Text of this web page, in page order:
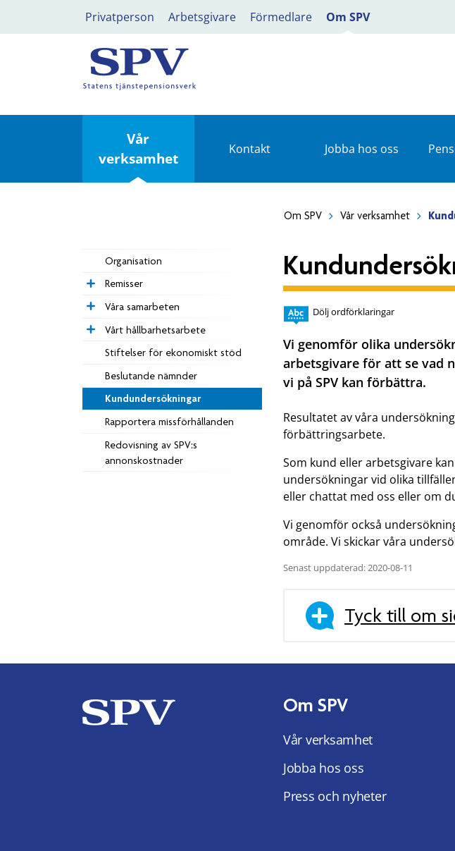
Privatperson Arbetsgivare Förmedlare Om SPV
Vår
verksamhet
Kontakt Jobba hos oss
Om SPV Vår verksamhet
Organisation
Remisser
Våra samarbeten
Vårt hållbarhetsarbete
Stiftelser för ekonomiskt stöd
Beslutande nämnder
Kundundersökningar
Rapportera missförhållanden
Redovisning av SPV:s
annonskostnader
Dölj ordförklaringar
Vi genomför olika
arbetsgivare för att se vad
vi på SPV kan förbättra.
Resultatet av våra
förbättringsarbete.
Som kund eller arbetsgivare
undersökningar vid olika
eller chattat med oss eller om
Vi genomför också
område. Vi skickar våra
Senast uppdaterad: 2020-08-11
Tyck till om
Om SPV
Vår verksamhet
Jobba hos oss
Press och nyheter